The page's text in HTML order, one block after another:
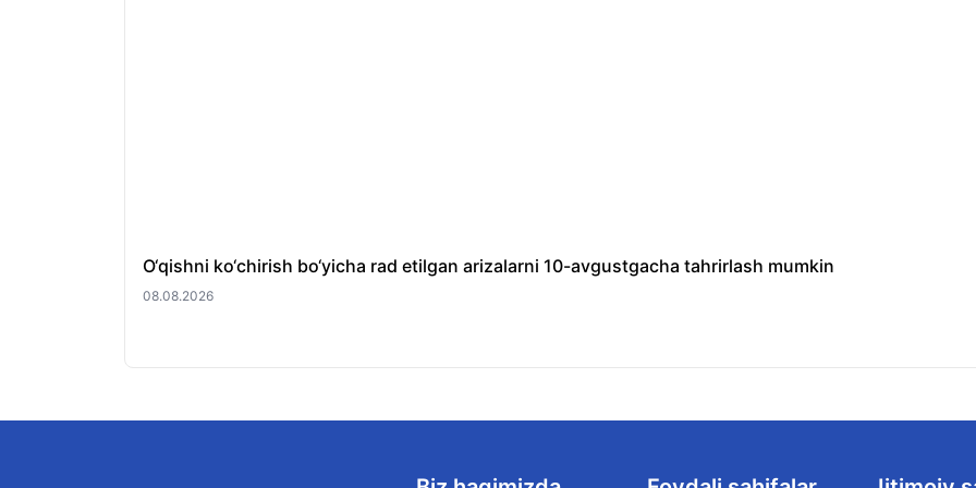
O‘qishni ko‘chirish bo‘yicha rad etilgan arizalarni 10-avgustgacha tahrirlash mumkin
08.08.2026